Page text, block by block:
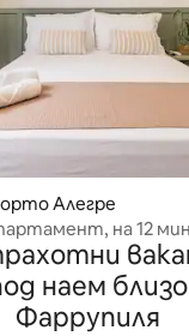
Алегре
на 12
наем
Фаррупиля